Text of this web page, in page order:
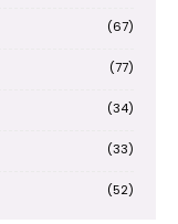
(67)
(77)
(34)
(33)
(52)